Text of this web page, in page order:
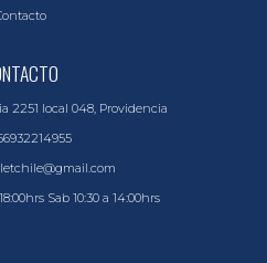
2251 local 048, Providencia
Sab 10:30 a 14:00hrs